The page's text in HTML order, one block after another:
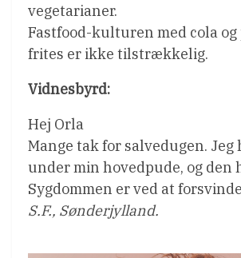
vegetarianer.
Fastfood-kulturen med cola og
frites er ikke tilstrækkelig.
Vidnesbyrd:
Hej Orla
Mange tak for salvedugen. Jeg
under min hovedpude, og den
Sygdommen er ved at
S.F., Sønderjylland.